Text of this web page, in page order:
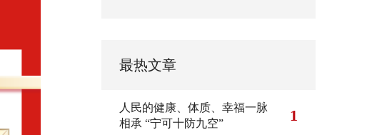
最热文章
人民的健康、体质、幸福一脉
相承 “宁可十防九空” 1